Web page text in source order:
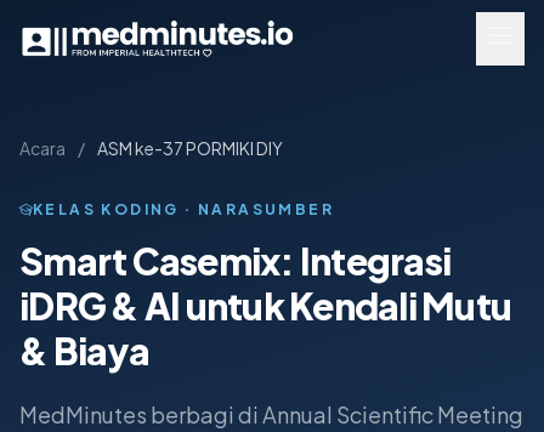
Acara / ASM ke-37 PORMIKI DIY
KELAS KODING · NARASUMBER
Smart Casemix: Integrasi
iDRG & AI untuk Kendali Mutu
& Biaya
MedMinutes berbagi di Annual Scientific Meeting